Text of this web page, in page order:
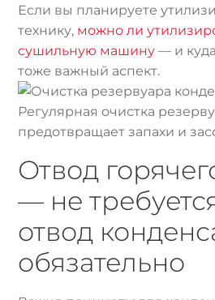
Если вы планируете
технику, можно ли
сушильную машину — и
тоже важный аспект.
Регулярная очистка
предотвращает запахи и
Отвод
— не
отвод
обязательно